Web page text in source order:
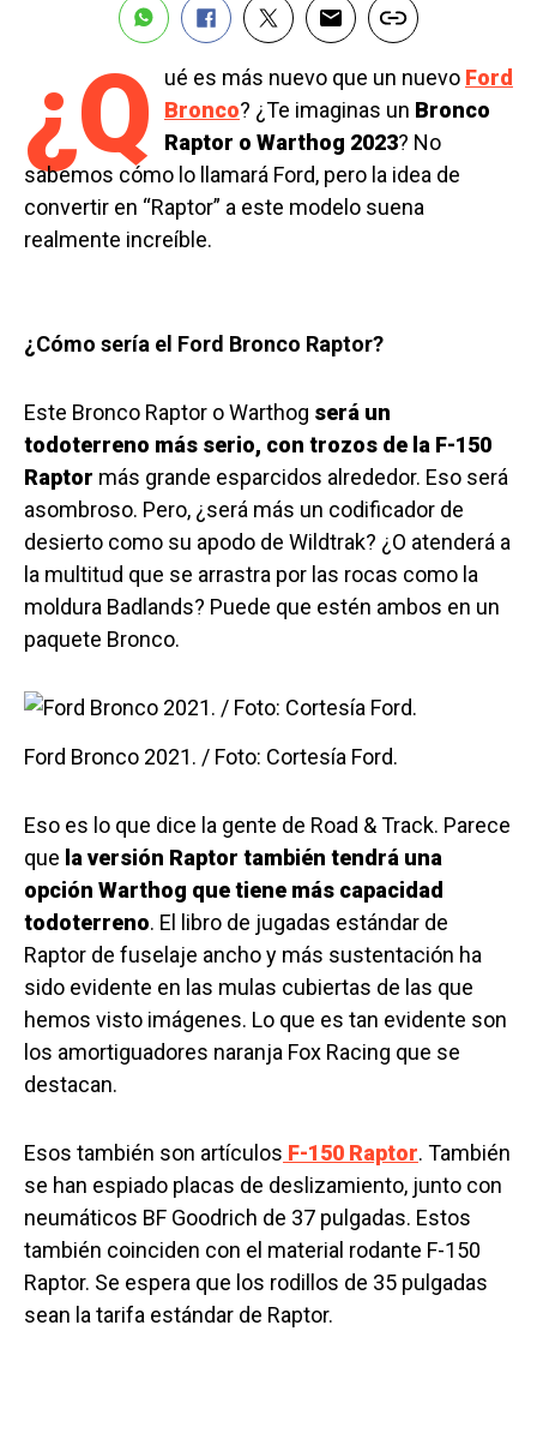
¿Q ué es más nuevo que un nuevo Ford
Bronco? ¿Te imaginas un Bronco
Raptor o Warthog 2023? No
sabemos cómo lo llamará Ford, pero la idea de
convertir en “Raptor” a este modelo suena
realmente increíble.
¿Cómo sería el Ford Bronco Raptor?
Este Bronco Raptor o Warthog será un
todoterreno más serio, con trozos de la F-150
Raptor más grande esparcidos alrededor. Eso será
asombroso. Pero, ¿será más un codificador de
desierto como su apodo de Wildtrak? ¿O atenderá a
la multitud que se arrastra por las rocas como la
moldura Badlands? Puede que estén ambos en un
paquete Bronco.
Ford Bronco 2021. / Foto: Cortesía Ford.
Eso es lo que dice la gente de Road & Track. Parece
que la versión Raptor también tendrá una
opción Warthog que tiene más capacidad
todoterreno. El libro de jugadas estándar de
Raptor de fuselaje ancho y más sustentación ha
sido evidente en las mulas cubiertas de las que
hemos visto imágenes. Lo que es tan evidente son
los amortiguadores naranja Fox Racing que se
destacan.
Esos también son artículos F-150 Raptor. También
se han espiado placas de deslizamiento, junto con
neumáticos BF Goodrich de 37 pulgadas. Estos
también coinciden con el material rodante F-150
Raptor. Se espera que los rodillos de 35 pulgadas
sean la tarifa estándar de Raptor.